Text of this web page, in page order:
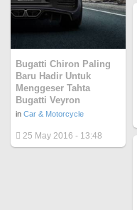
Bugatti Chiron Paling
Baru Hadir Untuk
Menggeser Tahta
Bugatti Veyron
in Car & Motorcycle
25 May 2016 - 13:48